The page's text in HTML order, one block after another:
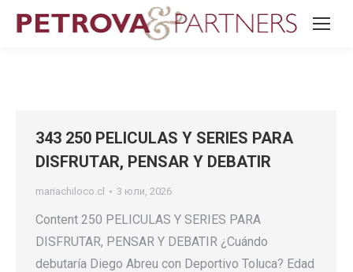
343 250 PELICULAS Y SERIES PARA
DISFRUTAR, PENSAR Y DEBATIR
mariachiloco.cl 3 юли, 2026
Content 250 PELICULAS Y SERIES PARA
DISFRUTAR, PENSAR Y DEBATIR ¿Cuándo
debutaría Diego Abreu con Deportivo Toluca? Edad